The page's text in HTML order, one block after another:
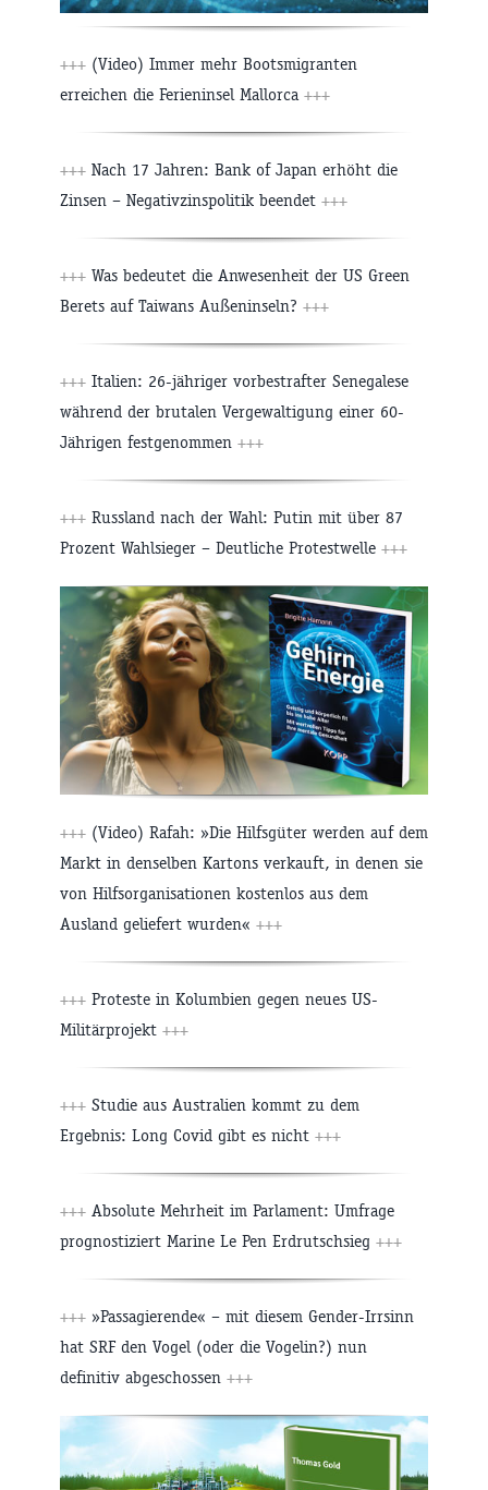
+++ (Video) Immer mehr Bootsmigranten
erreichen die Ferieninsel Mallorca +++
+++ Nach 17 Jahren: Bank of Japan erhöht die
Zinsen – Negativzinspolitik beendet +++
+++ Was bedeutet die Anwesenheit der US Green
Berets auf Taiwans Außeninseln? +++
+++ Italien: 26-jähriger vorbestrafter Senegalese
während der brutalen Vergewaltigung einer 60-
Jährigen festgenommen +++
+++ Russland nach der Wahl: Putin mit über 87
Prozent Wahlsieger – Deutliche Protestwelle +++
+++ (Video) Rafah: »Die Hilfsgüter werden auf dem
Markt in denselben Kartons verkauft, in denen sie
von Hilfsorganisationen kostenlos aus dem
Ausland geliefert wurden« +++
+++ Proteste in Kolumbien gegen neues US-
Militärprojekt +++
+++ Studie aus Australien kommt zu dem
Ergebnis: Long Covid gibt es nicht +++
+++ Absolute Mehrheit im Parlament: Umfrage
prognostiziert Marine Le Pen Erdrutschsieg +++
+++ »Passagierende« – mit diesem Gender-Irrsinn
hat SRF den Vogel (oder die Vogelin?) nun
definitiv abgeschossen +++